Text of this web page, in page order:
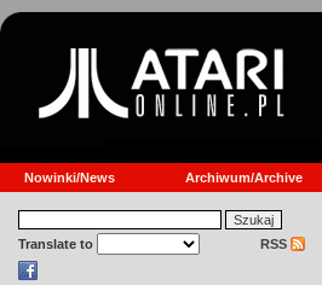
Nowinki/News Archiwum/Archive
Translate to RSS